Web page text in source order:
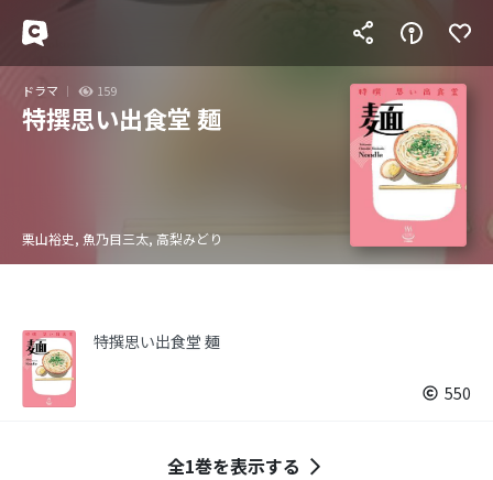
ドラマ 159
特撰思い出食堂 麺
栗山裕史, 魚乃目三太, 高梨みどり
特撰思い出食堂 麺
550
全1巻を表示する